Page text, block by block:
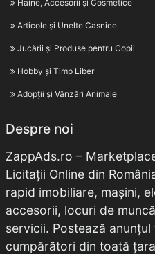
Haine, Accesorii și Cosmetice
Articole și Unelte Casnice
Jucării și Produse pentru Copii
Hobby și Timp Liber
Adopții și Vânzări Animale
Despre noi
ZappAds.ro –
Licitații Online din
rapid imobiliare, mașini,
accesorii, locuri de
servicii. Postează
cumpărători din toată